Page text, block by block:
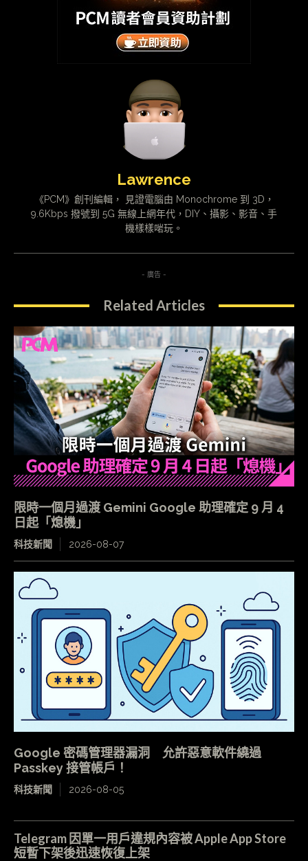
Lawrence
《PCM》創刊編輯， 見證電腦由 Monochrome 到 3D，
9.6Kbps 撥號到 5G 無線上網年代，DIY、攝影、影音、手
機樣樣啱玩。
- 廣告 -
Related Articles
限時一個月過渡 Gemini Google 助理確定 9 月 4
日起「熄機」
科技新聞 2026-08-07
Google 密碼管理器漏洞 允許惡意軟件繞過
Passkey 接管帳戶！
科技新聞 2026-08-05
Telegram 因單一用戶違規內容被 Apple App Store
短暫下架後迅速恢復上架